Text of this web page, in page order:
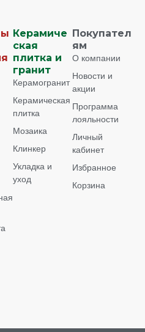
Керамиче
ская
плитка и
гранит
Керамогранит
Керамическая
плитка
Мозаика
Клинкер
Укладка и
уход
Покупател
ям
О компании
Новости и
акции
Программа
лояльности
Личный
кабинет
Избранное
Корзина